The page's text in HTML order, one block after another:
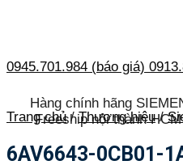
0945.701.984 (báo giá)
Hàng chính hãng
Freeship nội thành HCM
Trang chủ / Thương hiệu /
6AV6643-0CB01-